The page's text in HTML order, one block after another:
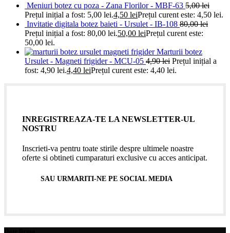
Meniuri botez cu poza - Zana Florilor - MBF-63 5,00lei
Prețul inițial a fost: 5,00 lei.4,50 leiPrețul curent este: 4,50 lei.
Invitatie digitala botez baieti - Ursulet - IB-108 80,00lei
Prețul inițial a fost: 80,00 lei.50,00 leiPrețul curent este:
50,00 lei.
Marturii botez
Ursulet - Magneti frigider - MCU-05 4,90lei Prețul inițial a
fost: 4,90 lei.4,40 leiPrețul curent este: 4,40 lei.
INREGISTREAZA-TE LA NEWSLETTER-UL
NOSTRU
Inscrieti-va pentru toate stirile despre ultimele noastre
oferte si obtineti cumparaturi exclusive cu acces anticipat.
SAU URMARITI-NE PE SOCIAL MEDIA